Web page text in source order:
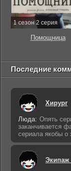
1 сезон 2 серия
Помощница
Последние
Хирург
Люда: Опять
заканчивается
сериала якобы о
Экипаж